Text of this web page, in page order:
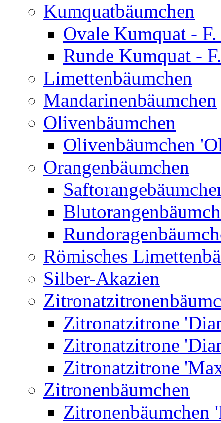
Kumquatbäumchen
Ovale Kumquat -
Runde Kumquat -
Limettenbäumchen
Mandarinenbäumchen
Olivenbäumchen
Olivenbäumchen
Orangenbäumchen
Römisches
Silber-Akazien
Zitronatzitrone
Zitronatzitrone
Zitronatzitrone
Zitronenbäumchen
Zitronenbäumchen